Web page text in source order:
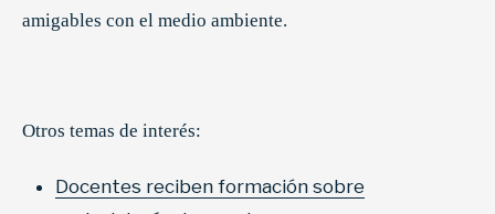
amigables con el medio ambiente.
Otros temas de interés:
Docentes reciben formación sobre